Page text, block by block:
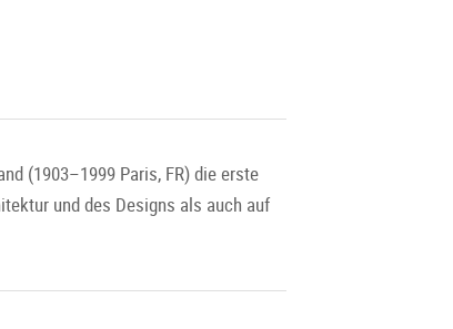
(1903–1999 Paris, FR) die erste
und des Designs als auch auf